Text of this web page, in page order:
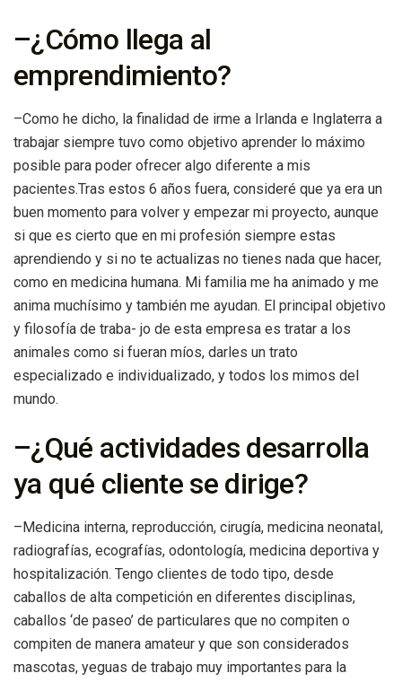
–¿Cómo llega al
emprendimiento?
–Como he dicho, la finalidad de irme a Irlanda e Inglaterra a
trabajar siempre tuvo como objetivo aprender lo máximo
posible para poder ofrecer algo diferente a mis
pacientes.Tras estos 6 años fuera, consideré que ya era un
buen momento para volver y empezar mi proyecto, aunque
si que es cierto que en mi profesión siempre estas
aprendiendo y si no te actualizas no tienes nada que hacer,
como en medicina humana. Mi familia me ha animado y me
anima muchísimo y también me ayudan. El principal objetivo
y filosofía de traba- jo de esta empresa es tratar a los
animales como si fueran míos, darles un trato
especializado e individualizado, y todos los mimos del
mundo.
–¿Qué actividades desarrolla
ya qué cliente se dirige?
–Medicina interna, reproducción, cirugía, medicina neonatal,
radiografías, ecografías, odontología, medicina deportiva y
hospitalización. Tengo clientes de todo tipo, desde
caballos de alta competición en diferentes disciplinas,
caballos ‘de paseo’ de particulares que no compiten o
compiten de manera amateur y que son considerados
mascotas, yeguas de trabajo muy importantes para la